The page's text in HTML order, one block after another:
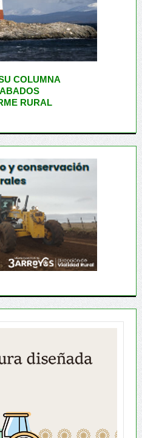
COLUMNA
RURAL